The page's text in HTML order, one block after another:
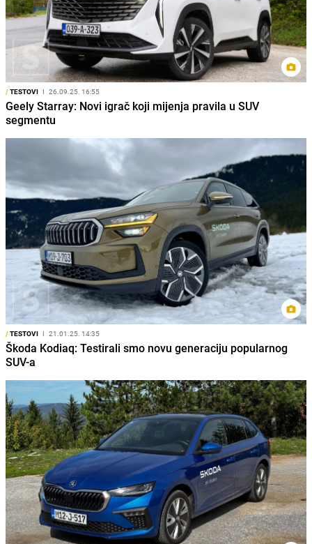
/TESTOVI I 26.09.25. 16:55
Geely Starray: Novi igrač koji mijenja pravila u SUV
segmentu
/TESTOVI I 21.01.25. 14:35
Škoda Kodiaq: Testirali smo novu generaciju popularnog
SUV-a